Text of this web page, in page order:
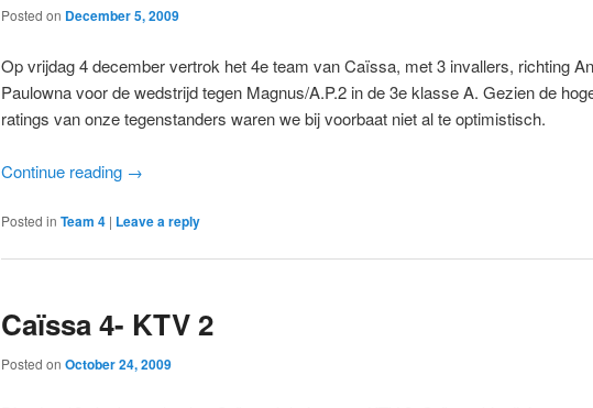
Posted on December 5, 2009
Op vrijdag 4 december vertrok het 4e team van Caïssa, met 3 invallers, richting
Paulowna voor de wedstrijd tegen Magnus/A.P.2 in de 3e klasse A. Gezien de
ratings van onze tegenstanders waren we bij voorbaat niet al te optimistisch.
Continue reading →
Posted in Team 4 | Leave a reply
Caïssa 4- KTV 2
Posted on October 24, 2009